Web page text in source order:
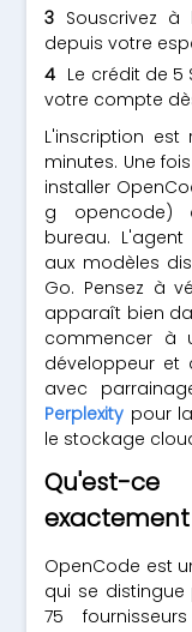
Souscrivez
depuis votre
Le crédit de
votre compte
L'inscription
minutes. Une
installer
g opencode)
bureau.
aux modèles
Go. Pensez à
apparaît bien
commencer à
développeur et
avec
Perplexity pour
le stockage
Qu'est-
exactement
OpenCode est
qui se
75